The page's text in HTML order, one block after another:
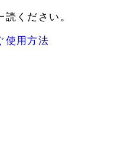
ください。
使用方法